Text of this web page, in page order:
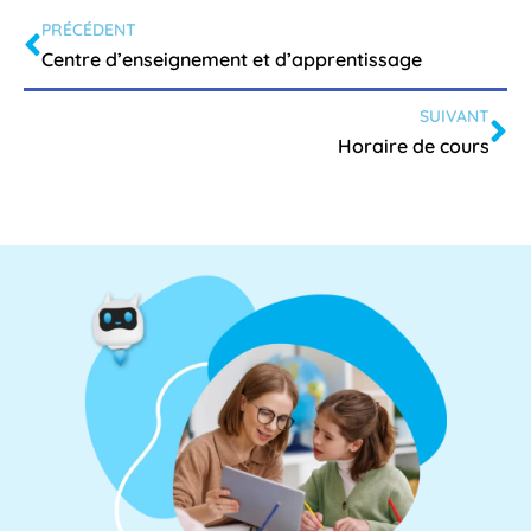
PRÉCÉDENT
Centre d’enseignement et d’apprentissage
SUIVANT
Horaire de cours